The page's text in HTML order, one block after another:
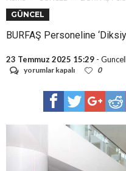
GÜNCEL
BURFAŞ Personeline
23 Temmuz 2025 15:29 -
BURFAŞ
‘Diksiyon,
yorumlar kapalı 0